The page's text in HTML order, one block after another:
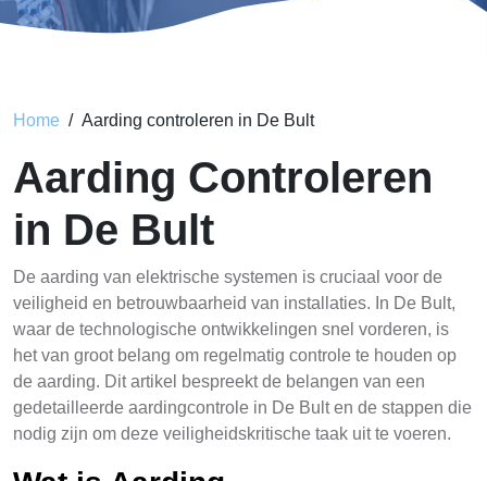
Home Aarding controleren in De Bult
Aarding Controleren
in De Bult
De aarding van elektrische systemen is cruciaal voor de
veiligheid en betrouwbaarheid van installaties. In De Bult,
waar de technologische ontwikkelingen snel vorderen, is
het van groot belang om regelmatig controle te houden op
de aarding. Dit artikel bespreekt de belangen van een
gedetailleerde aardingcontrole in De Bult en de stappen die
nodig zijn om deze veiligheidskritische taak uit te voeren.